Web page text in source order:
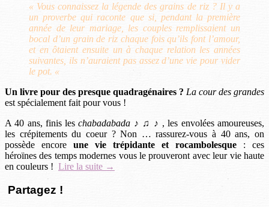
« Vous connaissez la légende des grains de riz ? Il y a
un proverbe qui raconte que si, pendant la première
année de leur mariage, les couples remplissaient un
bocal d’un grain de riz chaque fois qu’ils font l’amour,
et en ôtaient ensuite un à chaque relation les années
suivantes, ils n’auraient pas assez d’une vie pour vider
le pot. «
Un livre pour des presque quadragénaires ? La cour des grandes
est spécialement fait pour vous !
A 40 ans, finis leschabadabada ♪ ♫ ♪ , les envolées amoureuses,
les crépitements du coeur ? Non … rassurez-vous à 40 ans, on
possède encore une vie trépidante et rocambolesque : ces
héroïnes des temps modernes vous le prouveront avec leur vie haute
en couleurs ! Lire la suite →
Partagez !